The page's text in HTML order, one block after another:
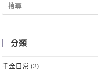
分類
千金日常 (2)